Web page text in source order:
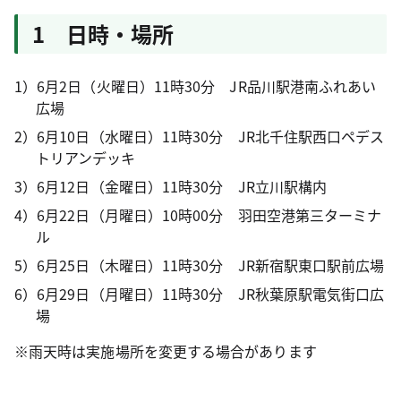
1 日時・場所
1）6月2日（火曜日）11時30分 JR品川駅港南ふれあい
広場
2）6月10日（水曜日）11時30分 JR北千住駅西口ペデス
トリアンデッキ
3）6月12日（金曜日）11時30分 JR立川駅構内
4）6月22日（月曜日）10時00分 羽田空港第三ターミナ
ル
5）6月25日（木曜日）11時30分 JR新宿駅東口駅前広場
6）6月29日（月曜日）11時30分 JR秋葉原駅電気街口広
場
※雨天時は実施場所を変更する場合があります